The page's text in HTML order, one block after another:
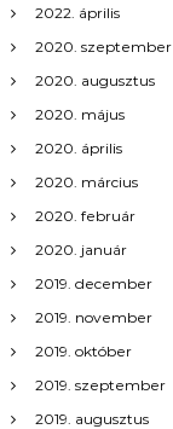
n
a
v
i
g
á
c
i
2022. április
2020. szeptember
2020. augusztus
2020. május
2020. április
2020. március
2020. február
2020. január
2019. december
2019. november
2019. október
2019. szeptember
2019. augusztus